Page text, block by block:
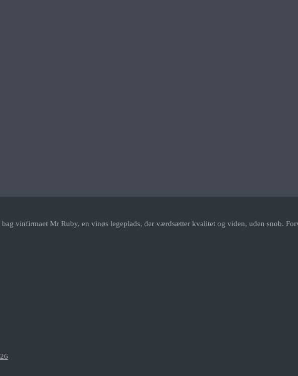
vinfirmaet Mr Ruby, en vinøs legeplads, der værdsætter kvalitet og viden, uden snob.